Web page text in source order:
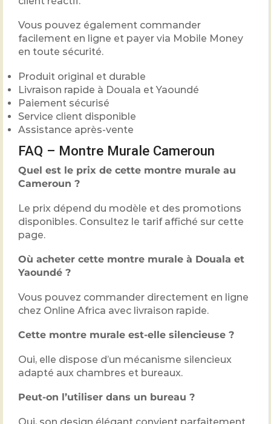
Vous pouvez également commander
facilement en ligne et payer via Mobile Money
en toute sécurité.
Produit original et durable
Livraison rapide à Douala et Yaoundé
Paiement sécurisé
Service client disponible
Assistance après-vente
FAQ – Montre Murale Cameroun
Quel est le prix de cette montre murale au
Cameroun ?
Le prix dépend du modèle et des promotions
disponibles. Consultez le tarif affiché sur cette
page.
Où acheter cette montre murale à Douala et
Yaoundé ?
Vous pouvez commander directement en ligne
chez Online Africa avec livraison rapide.
Cette montre murale est-elle silencieuse ?
Oui, elle dispose d’un mécanisme silencieux
adapté aux chambres et bureaux.
Peut-on l’utiliser dans un bureau ?